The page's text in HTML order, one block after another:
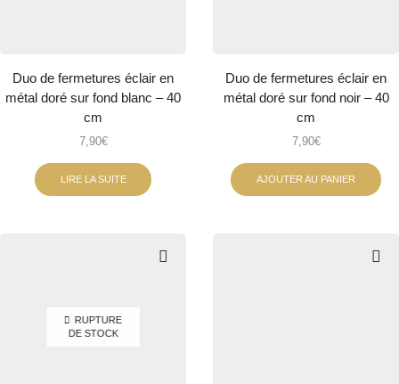
Duo de fermetures éclair en
métal doré sur fond blanc – 40
cm
7,90€
LIRE LA SUITE
Duo de fermetures éclair en
métal doré sur fond noir – 40
cm
7,90€
AJOUTER AU PANIER
RUPTURE
DE STOCK